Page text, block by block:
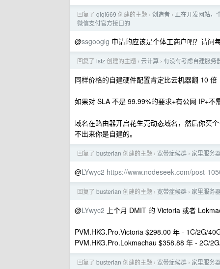
回复了 qiqi669 创建的主题 › 创造者 › 正在开发网站，
微信支付官方接口的
@ssgooglg 申请的应该是个体工商户吧？请问
回复了 lstz创建的主题 › 云计算 › 有没有考虑自建服务
同样价格的自建硬件配置肯定比云机器翻 10 倍
如果对 SLA 不是 99.99%的要求+有公网 IP+
域名在路由器开启花生壳动态域名，然后你买
不出来你是自建的。
回复了 busterian 创建的主题 › 宽带症候群 › 家里服务
@LYwyc2 https://www.nodeseek.com/post-
回复了 busterian 创建的主题 › 宽带症候群 › 家里服务
@LYwyc2 上个月 DMIT 的 Victoria 或者
PVM.HKG.Pro.Victoria $298.00 年 - 1C/2G/
PVM.HKG.Pro.Lokmachau $358.88 年 - 2C/
回复了 busterian 创建的主题 › 宽带症候群 › 家里服务